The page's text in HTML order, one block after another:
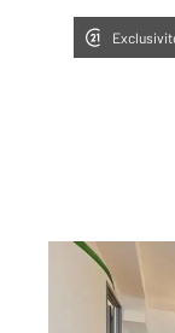
ANGLET 64
60 m2, 3
Ref : 5027